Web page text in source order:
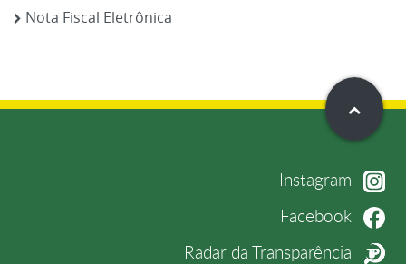
Nota Fiscal Eletrônica
Instagram
Facebook
Radar da Transparência